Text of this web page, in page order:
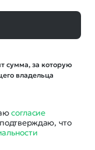
сумма, за которую
владельца
согласие
что